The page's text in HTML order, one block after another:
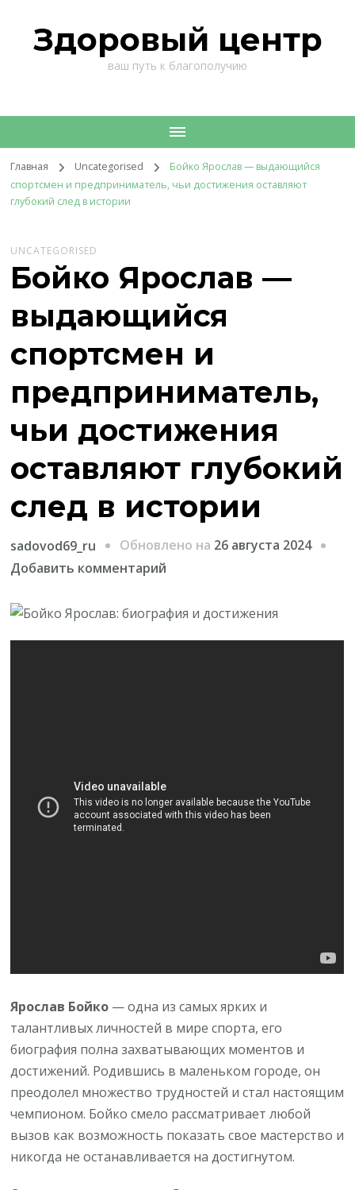
Здоровый центр
ваш путь к благополучию
Главная Uncategorised
Бойко Ярослав — выдающийся
спортсмен и предприниматель, чьи достижения оставляют
глубокий след в истории
UNCATEGORISED
Бойко Ярослав —
выдающийся
спортсмен и
предприниматель,
чьи достижения
оставляют глубокий
след в истории
sadovod69_ru Обновлено на 26 августа 2024
Добавить комментарий
Бойко
достижения
оставляют
Ярослав Бойко — одна из самых ярких и
талантливых личностей в мире спорта, его
биография полна захватывающих моментов и
достижений. Родившись в маленьком городе, он
преодолел множество трудностей и стал настоящим
чемпионом. Бойко смело рассматривает любой
вызов как возможность показать свое мастерство и
никогда не останавливается на достигнутом.